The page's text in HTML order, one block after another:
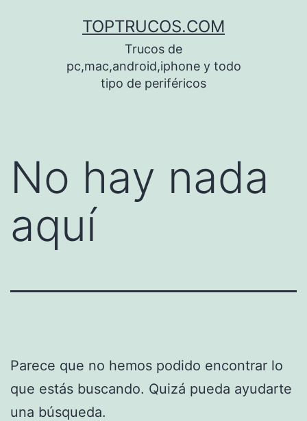
TOPTRUCOS.COM
Trucos de
pc,mac,android,iphone y todo
tipo de periféricos
No hay nada
aquí
Parece que no hemos podido encontrar lo
que estás buscando. Quizá pueda ayudarte
una búsqueda.